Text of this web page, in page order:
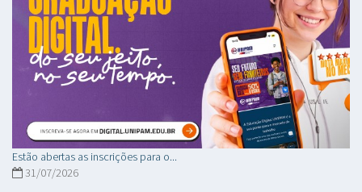
Estão abertas as inscrições para o...
31/07/2026